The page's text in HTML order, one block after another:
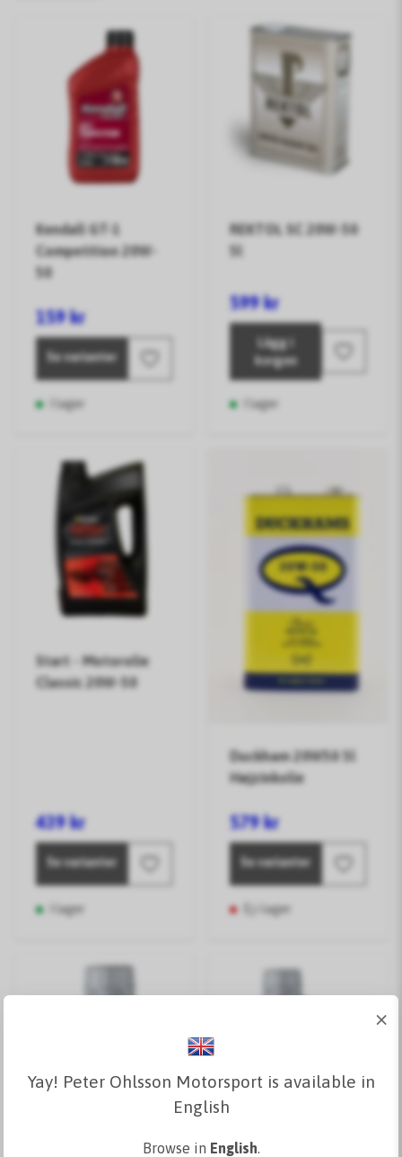
Kendall GT-1
Competition 20W-
50
159 kr
Se varianter
I lager
REKTOL SC 20W-50
5l
599 kr
Lägg i
korgen
I lager
Start - Motorolie
Classic 20W-50
439 kr
Se varianter
I lager
Duckham 20W50 5l
Højzinkolie
579 kr
Se varianter
Ej i lager
×
Yay! Peter Ohlsson Motorsport is available in
English
Browse in English